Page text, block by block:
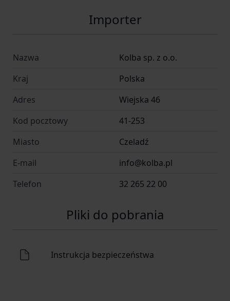
Importer
Nazwa
Kolba sp. z o.o.
Kraj
Polska
Adres
Wiejska 46
Kod pocztowy
41-253
Miasto
Czeladź
E-mail
info@kolba.pl
Telefon
32 265 22 00
Pliki do pobrania
Instrukcja bezpieczeństwa